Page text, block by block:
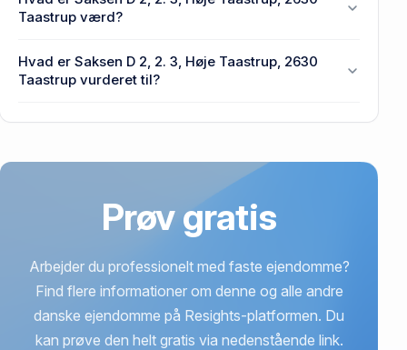
D 2, 2. 3, Høje Taastrup, 2630 Taastrup.
Taastrup værd?
Taastrup, 2630 Taastrup senest blev handlet i
Hvad er Saksen D 2, 2. 3, Høje Taastrup, 2630
Taastrup vurderet til?
Prøv gratis
Arbejder du professionelt med faste ejendomme?
Find flere informationer om denne og alle andre
danske ejendomme på Resights-platformen. Du
kan prøve den helt gratis via nedenstående link.